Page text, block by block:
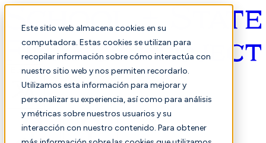
Este sitio web almacena cookies en su
computadora. Estas cookies se utilizan para
recopilar información sobre cómo interactúa con
nuestro sitio web y nos permiten recordarlo.
Utilizamos esta información para mejorar y
personalizar su experiencia, así como para análisis
y métricas sobre nuestros usuarios y su
interacción con nuestro contenido. Para obtener
Español